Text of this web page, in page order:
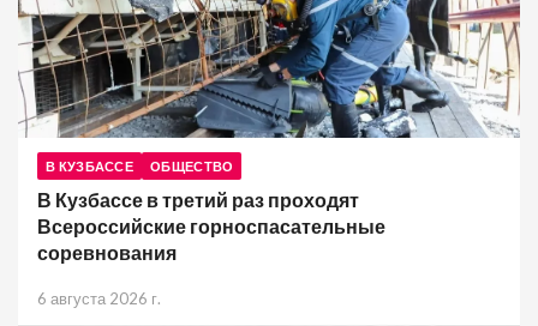
В КУЗБАССЕ ОБЩЕСТВО
В Кузбассе в третий раз проходят
Всероссийские горноспасательные
соревнования
6 августа 2026 г.